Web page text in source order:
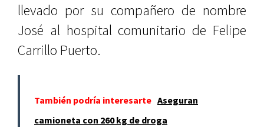
llevado por su compañero de nombre
José al hospital comunitario de Felipe
Carrillo Puerto.
También podría interesarte Aseguran
camioneta con 260 kg de droga